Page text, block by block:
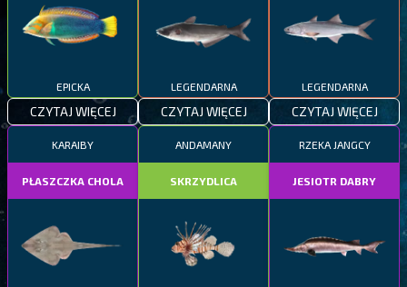
EPICKA
CZYTAJ WIĘCEJ
LEGENDARNA
CZYTAJ WIĘCEJ
LEGENDARNA
CZYTAJ WIĘCEJ
KARAIBY
PŁASZCZKA CHOLA
ANDAMANY
SKRZYDLICA
RZEKA JANGCY
JESIOTR DABRY